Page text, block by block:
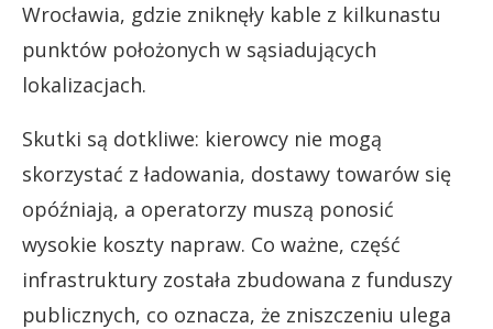
Wrocławia, gdzie zniknęły kable z kilkunastu
punktów położonych w sąsiadujących
lokalizacjach.
Skutki są dotkliwe: kierowcy nie mogą
skorzystać z ładowania, dostawy towarów się
opóźniają, a operatorzy muszą ponosić
wysokie koszty napraw. Co ważne, część
infrastruktury została zbudowana z funduszy
publicznych, co oznacza, że zniszczeniu ulega